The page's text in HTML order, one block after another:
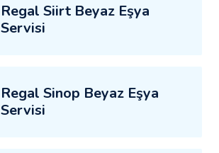
Regal Siirt Beyaz Eşya
Servisi
Regal Sinop Beyaz Eşya
Servisi